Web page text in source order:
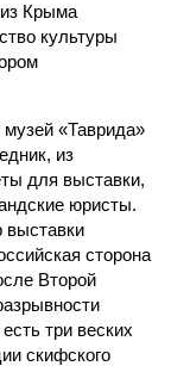
Крыма
культуры
«Таврида»
из
для выставки,
юристы.
выставки
сторона
Второй
три веских
скифского